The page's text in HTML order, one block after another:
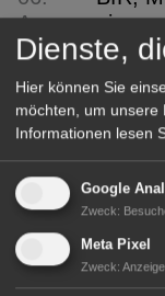
Aug
eins
06.
Aug
GABOT
Dienste,
Hier können Sie
möchten, um unsere
Informationen lesen
Google
Zweck:
Meta Pixel
Zweck: